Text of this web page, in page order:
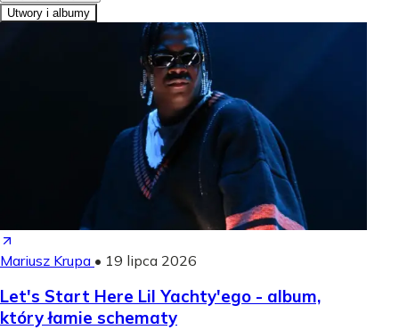
Utwory i albumy
Mariusz Krupa • 19 lipca 2026
Let's Start Here Lil Yachty'ego - album,
który łamie schematy